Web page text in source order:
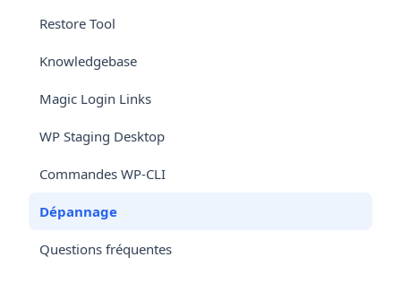
Restore Tool
Knowledgebase
Magic Login Links
WP Staging Desktop
Commandes WP-CLI
Dépannage
Questions fréquentes